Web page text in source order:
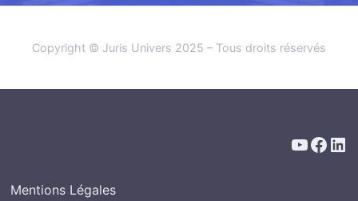
Copyright © Juris Univers 2025 – Tous droits réservés
Mentions Légales: